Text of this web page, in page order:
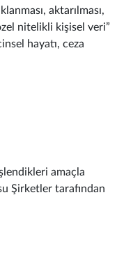
aktarılması,
nitelikli kişisel veri”
hayatı, ceza
amaçla
Şirketler tarafından